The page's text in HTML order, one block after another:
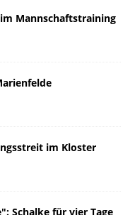
Mannschaftstraining
im Kloster
Schalke für vier Tage